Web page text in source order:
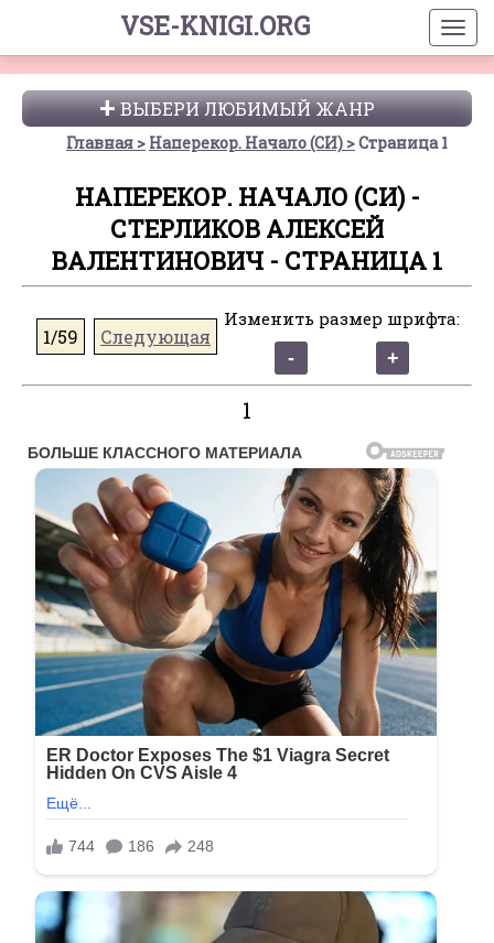
VSE-KNIGI.ORG
ВЫБЕРИ ЛЮБИМЫЙ ЖАНР
Главная Наперекор. Начало (СИ) Страница 1
НАПЕРЕКОР. НАЧАЛО (СИ) -
СТЕРЛИКОВ АЛЕКСЕЙ
ВАЛЕНТИНОВИЧ - СТРАНИЦА 1
1/59 Следующая
Изменить размер шрифта:
1